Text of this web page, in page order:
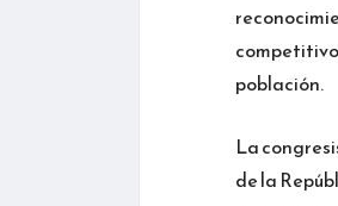
población.
La
de la